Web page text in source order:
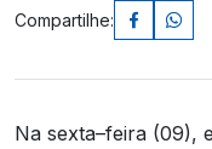
Compartilhe:
Na sexta–feira (09),